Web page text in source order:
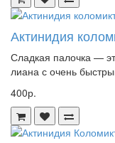
Актинидия
Сладкая палочка —
лиана с очень
400р.